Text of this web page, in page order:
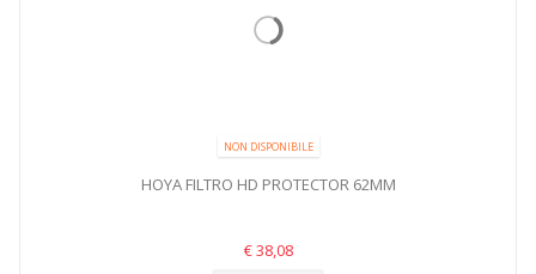
NON DISPONIBILE
HOYA FILTRO HD PROTECTOR 62MM
€ 38,08